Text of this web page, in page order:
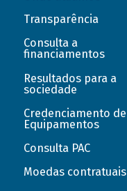
Transparência
Consulta a
financiamentos
Resultados para a
sociedade
Credenciamento de
Equipamentos
Consulta PAC
Moedas contratuais